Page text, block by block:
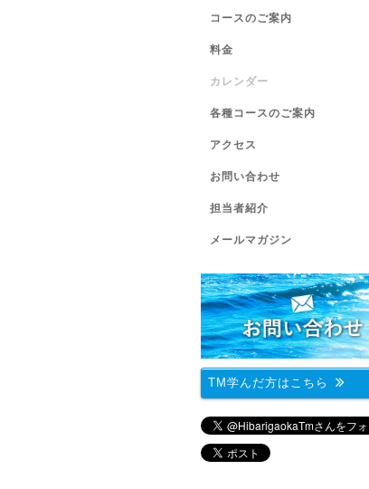
コースのご案内
料金
カレンダー
各種コースのご案内
アクセス
お問い合わせ
担当者紹介
メールマガジン
TM学んだ方はこちら